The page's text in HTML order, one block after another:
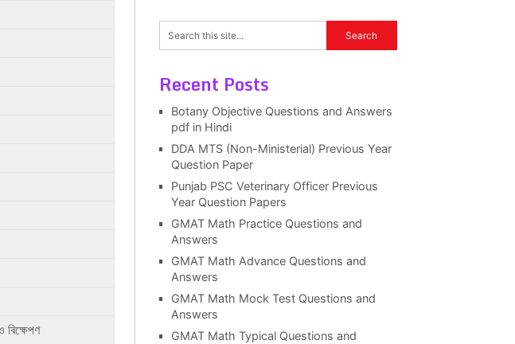
Recent Posts
Botany Objective Questions and Answers
pdf in Hindi
DDA MTS (Non-Ministerial) Previous Year
Question Paper
Punjab PSC Veterinary Officer Previous
Year Question Papers
GMAT Math Practice Questions and
Answers
GMAT Math Advance Questions and
Answers
GMAT Math Mock Test Questions and
Answers
GMAT Math Typical Questions and